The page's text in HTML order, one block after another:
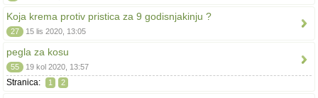
Koja krema protiv pristica za 9 godisnjakinju ?
27 15 lis 2020, 13:05
pegla za kosu
55 19 kol 2020, 13:57
Stranica: 1 2